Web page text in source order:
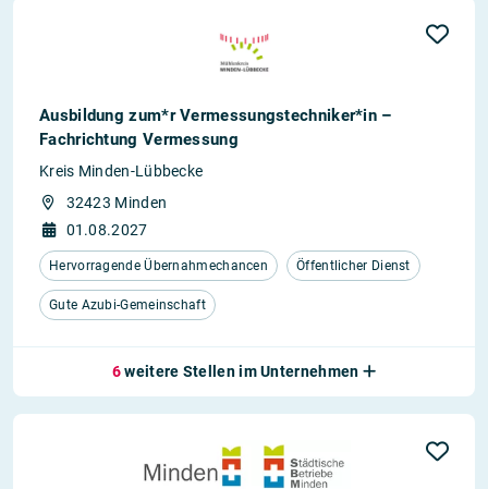
Ausbildung zum*r Vermessungstechniker*in –
Fachrichtung Vermessung
Kreis Minden-Lübbecke
32423 Minden
01.08.2027
Hervorragende Übernahmechancen Öffentlicher Dienst
Gute Azubi-Gemeinschaft
6weitere Stellen im Unternehmen